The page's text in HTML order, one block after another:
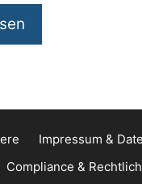
Impressum &
Compliance &